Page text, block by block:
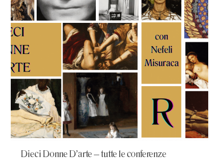
Dieci Donne D'arte – tutte le conferenze